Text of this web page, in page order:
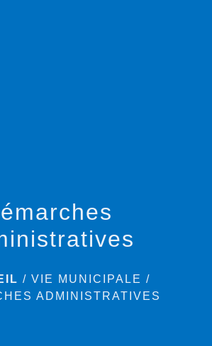
/ VIE MUNICIPALE /
ADMINISTRATIVES